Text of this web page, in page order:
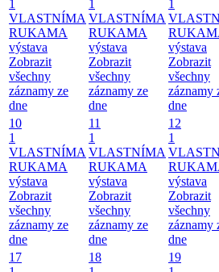
1
VLASTNÍMA
RUKAMA
výstava
Zobrazit
všechny
záznamy ze
dne
1
VLASTNÍMA
RUKAMA
výstava
Zobrazit
všechny
záznamy ze
dne
1
výstava
Zobrazit
všechny
záznamy
dne
10
1
VLASTNÍMA
RUKAMA
výstava
Zobrazit
všechny
záznamy ze
dne
11
1
VLASTNÍMA
RUKAMA
výstava
Zobrazit
všechny
záznamy ze
dne
12
1
výstava
Zobrazit
všechny
záznamy
dne
17
18
19